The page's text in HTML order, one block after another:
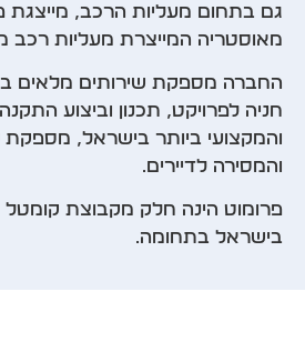
מאוסטריה המייצרת מעליות רכב
החברה מספקת שירותים מלאים
חניה לפרויקט, תכנון וביצוע
והמקצועי ביותר בישראל,
והמסירה לדיירים.
פרומוט הינה חלק מקבוצת קומטל
בישראל בתחומה.